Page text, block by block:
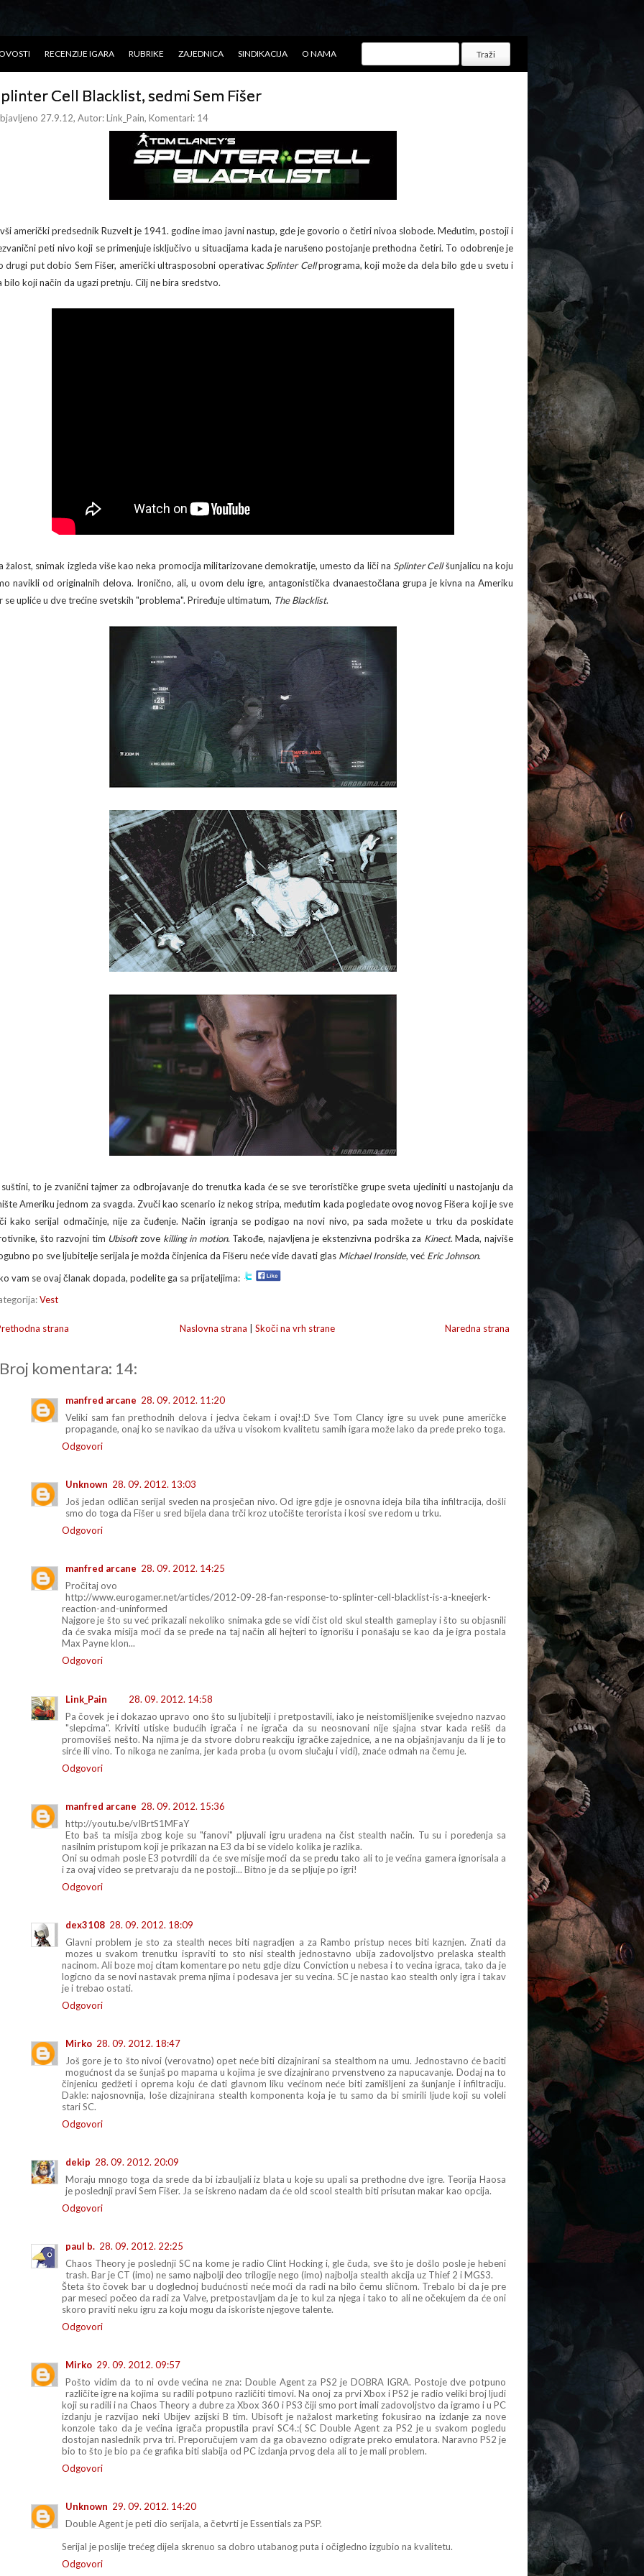
RECENZIJE IGARA RUBRIKE ZAJEDNICA SINDIKACIJA O NAMA
Cell Blacklist, sedmi Sem Fišer
27.9.12, Autor:Link_Pain, Komentari: 14
američki predsednik Ruzvelt je 1941. godine imao javni nastup, gde je govorio o četiri nivoa slobode. Međutim, postoji i
peti nivo koji se primenjuje isključivo u situacijama kada je narušeno postojanje prethodna četiri. To odobrenje je
drugi put dobio Sem Fišer, američki ultrasposobni operativac Splinter Cellprograma, koji može da dela bilo gde u svetu i
bilo koji način da ugazi pretnju. Cilj ne bira sredstvo.
žalost, snimak izgleda više kao neka promocija militarizovane demokratije, umesto da liči na Splinter Cellšunjalicu na koju
navikli od originalnih delova. Ironično, ali, u ovom delu igre, antagonistička dvanaestočlana grupa je kivna na Ameriku
se upliće u dve trećine svetskih "problema". Priređuje ultimatum, The Blacklist.
to je zvanični tajmer za odbrojavanje do trenutka kada će se sve terorističke grupe sveta ujediniti u nastojanju da
Ameriku jednom za svagda. Zvuči kao scenario iz nekog stripa, međutim kada pogledate ovog novog Fišera koji je sve
kako serijal odmačinje, nije za čuđenje. Način igranja se podigao na novi nivo, pa sada možete u trku da poskidate
što razvojni tim Ubisoftzove killing in motion. Takođe, najavljena je ekstenzivna podrška za Kinect. Mada, najviše
po sve ljubitelje serijala je možda činjenica da Fišeru neće viđe davati glas Michael Ironside, već Eric Johnson.
vam se ovaj članak dopada, podelite ga sa prijateljima:
Vest
Naredna strana
strana Naslovna strana Skoči na vrh strane
Broj komentara: 14:
manfred arcane 28. 09. 2012. 11:20
Veliki sam fan prethodnih delova i jedva čekam i ovaj!:D Sve Tom Clancy igre su uvek pune američke
propagande, onaj ko se navikao da uživa u visokom kvalitetu samih igara može lako da pređe preko toga.
Odgovori
Unknown 28. 09. 2012. 13:03
Još jedan odličan serijal sveden na prosječan nivo. Od igre gdje je osnovna ideja bila tiha infiltracija, došli
smo do toga da Fišer u sred bijela dana trči kroz utočište terorista i kosi sve redom u trku.
Odgovori
manfred arcane 28. 09. 2012. 14:25
Pročitaj ovo
http://www.eurogamer.net/articles/2012-09-28-fan-response-to-splinter-cell-blacklist-is-a-kneejerk-
reaction-and-uninformed
Najgore je što su već prikazali nekoliko snimaka gde se vidi čist old skul stealth gameplay i što su objasnili
da će svaka misija moći da se pređe na taj način ali hejteri to ignorišu i ponašaju se kao da je igra postala
Max Payne klon...
Odgovori
Link_Pain
28. 09. 2012. 14:58
Pa čovek je i dokazao upravo ono što su ljubitelji i pretpostavili, iako je neistomišljenike svejedno nazvao
"slepcima". Kriviti utiske budućih igrača i ne igrača da su neosnovani nije sjajna stvar kada rešiš da
promovišeš nešto. Na njima je da stvore dobru reakciju igračke zajednice, a ne na objašnjavanju da li je to
sirće ili vino. To nikoga ne zanima, jer kada proba (u ovom slučaju i vidi), znaće odmah na čemu je.
Odgovori
manfred arcane 28. 09. 2012. 15:36
http://youtu.be/vIBrtS1MFaY
Eto baš ta misija zbog koje su "fanovi" pljuvali igru urađena na čist stealth način. Tu su i poređenja sa
nasilnim pristupom koji je prikazan na E3 da bi se videlo kolika je razlika.
Oni su odmah posle E3 potvrdili da će sve misije moći da se pređu tako ali to je većina gamera ignorisala a
i za ovaj video se pretvaraju da ne postoji... Bitno je da se pljuje po igri!
Odgovori
dex3108 28. 09. 2012. 18:09
Glavni problem je sto za stealth neces biti nagradjen a za Rambo pristup neces biti kaznjen. Znati da
mozes u svakom trenutku ispraviti to sto nisi stealth jednostavno ubija zadovoljstvo prelaska stealth
nacinom. Ali boze moj citam komentare po netu gdje dizu Conviction u nebesa i to vecina igraca, tako da je
logicno da se novi nastavak prema njima i podesava jer su vecina. SC je nastao kao stealth only igra i takav
je i trebao ostati.
Odgovori
Mirko 28. 09. 2012. 18:47
Još gore je to što nivoi (verovatno) opet neće biti dizajnirani sa stealthom na umu. Jednostavno će baciti
mogućnost da se šunjaš po mapama u kojima je sve dizajnirano prvenstveno za napucavanje. Dodaj na to
činjenicu gedžeti i oprema koju će dati glavnom liku većinom neće biti zamišljeni za šunjanje i infiltraciju.
Dakle: najosnovnija, loše dizajnirana stealth komponenta koja je tu samo da bi smirili ljude koji su voleli
stari SC.
Odgovori
dekip 28. 09. 2012. 20:09
Moraju mnogo toga da srede da bi izbauljali iz blata u koje su upali sa prethodne dve igre. Teorija Haosa
je poslednji pravi Sem Fišer. Ja se iskreno nadam da će old scool stealth biti prisutan makar kao opcija.
Odgovori
paul b. 28. 09. 2012. 22:25
Chaos Theory je poslednji SC na kome je radio Clint Hocking i, gle čuda, sve što je došlo posle je hebeni
trash. Bar je CT (imo) ne samo najbolji deo trilogije nego (imo) najbolja stealth akcija uz Thief 2 i MGS3.
Šteta što čovek bar u doglednoj budućnosti neće moći da radi na bilo čemu sličnom. Trebalo bi da je pre
par meseci počeo da radi za Valve, pretpostavljam da je to kul za njega i tako to ali ne očekujem da će oni
skoro praviti neku igru za koju mogu da iskoriste njegove talente.
Odgovori
Mirko 29. 09. 2012. 09:57
Pošto vidim da to ni ovde većina ne zna: Double Agent za PS2 je DOBRA IGRA. Postoje dve potpuno
različite igre na kojima su radili potpuno različiti timovi. Na onoj za prvi Xbox i PS2 je radio veliki broj ljudi
koji su radili i na Chaos Theory a đubre za Xbox 360 i PS3 čiji smo port imali zadovoljstvo da igramo i u PC
izdanju je razvijao neki Ubijev azijski B tim. Ubisoft je nažalost marketing fokusirao na izdanje za nove
konzole tako da je većina igrača propustila pravi SC4.:( SC Double Agent za PS2 je u svakom pogledu
dostojan naslednik prva tri. Preporučujem vam da ga obavezno odigrate preko emulatora. Naravno PS2 je
bio to što je bio pa će grafika biti slabija od PC izdanja prvog dela ali to je mali problem.
Odgovori
Unknown 29. 09. 2012. 14:20
Double Agent je peti dio serijala, a četvrti je Essentials za PSP.
Serijal je poslije trećeg dijela skrenuo sa dobro utabanog puta i očigledno izgubio na kvalitetu.
Odgovori